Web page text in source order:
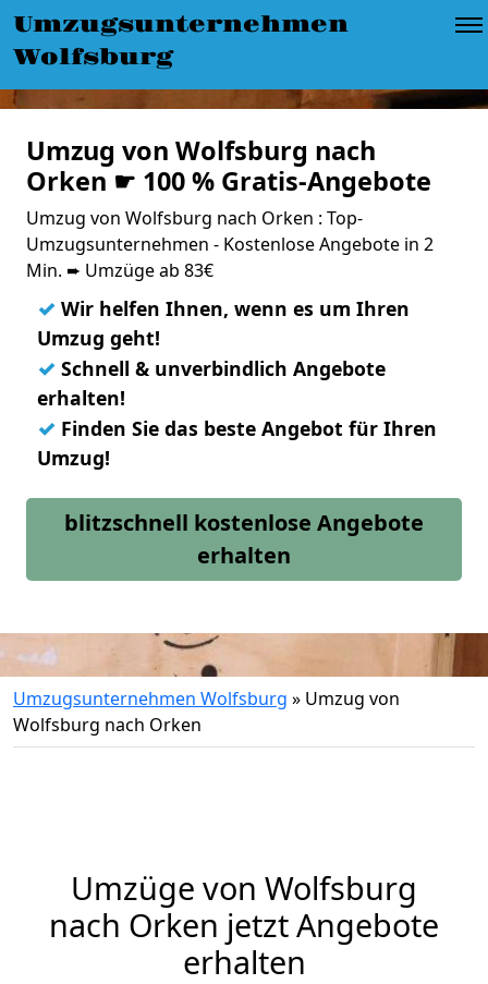
Umzugsunternehmen
Wolfsburg
Umzug von Wolfsburg nach
Orken ☛ 100 % Gratis-Angebote
Umzug von Wolfsburg nach Orken : Top-
Umzugsunternehmen - Kostenlose Angebote in 2
Min. ➨ Umzüge ab 83€
✓ Wir helfen Ihnen, wenn es um Ihren
Umzug geht!
✓ Schnell & unverbindlich Angebote
erhalten!
✓ Finden Sie das beste Angebot für Ihren
Umzug!
blitzschnell kostenlose Angebote
erhalten
Umzugsunternehmen Wolfsburg » Umzug von
Wolfsburg nach Orken
Umzüge von Wolfsburg
nach Orken jetzt Angebote
erhalten